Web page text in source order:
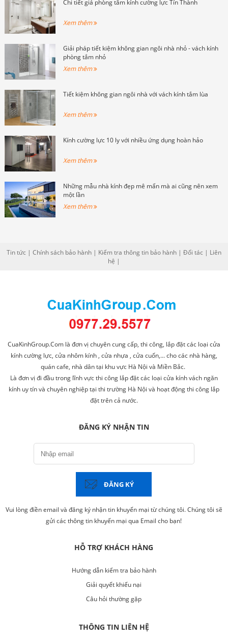
Chi tiết giá phòng tắm kính cường lực Tín Thành
Xem thêm
Giải pháp tiết kiệm không gian ngôi nhà nhỏ - vách kính
phòng tắm nhỏ
Xem thêm
Tiết kiệm không gian ngôi nhà với vách kính tắm lùa
Xem thêm
Kính cường lực 10 ly với nhiều ứng dụng hoàn hảo
Xem thêm
Những mẫu nhà kính đẹp mê mẩn mà ai cũng nên xem
một lần
Xem thêm
Tin tức | Chính sách bảo hành| Kiểm tra thông tin bảo hành| Đối tác | Liên
hệ |
CuaKinhGroup.Com là đơn vị chuyên cung cấp, thi công, lắp đặt các loại cửa
kính cường lực, cửa nhôm kính , cửa nhựa , cửa cuốn,... cho các nhà hàng,
quán cafe, nhà dân tại khu vực Hà Nội và Miền Bắc.
Là đơn vị đi đầu trong lĩnh vực thi công lắp đặt các loại cửa kính vách ngăn
kính uy tín và chuyên nghiệp tại thi trường Hà Nội và hoạt động thi công lắp
đặt trên cả nước.
ĐĂNG KÝ NHẬN TIN
ĐĂNG KÝ
Vui lòng điền email và đăng ký nhận tin khuyến mại từ chúng tôi. Chúng tôi sẽ
gửi các thông tin khuyến mại qua Email cho bạn!
HỖ TRỢ KHÁCH HÀNG
Hướng dẫn kiểm tra bảo hành
Giải quyết khiếu nại
Câu hỏi thường gặp
THÔNG TIN LIÊN HỆ